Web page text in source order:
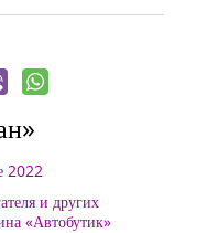
2022
и других
«Автобутик»